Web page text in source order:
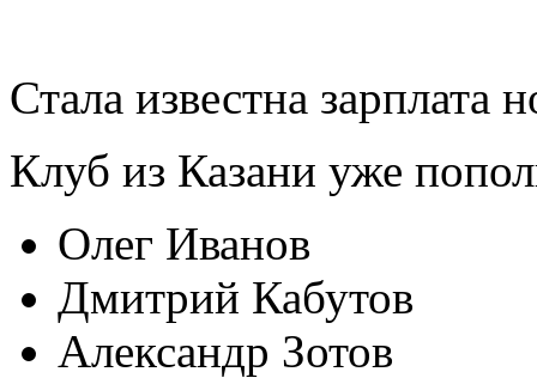
Стала известна зарплата
Клуб из Казани уже
Олег Иванов
Дмитрий Кабутов
Александр Зотов